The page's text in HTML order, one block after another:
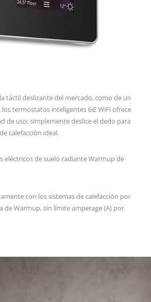
táctil deslizante del mercado, como de un
termostatos inteligentes 6iE WiFi ofrece
de uso: simplemente deslice el dedo para
calefacción ideal.
eléctricos de suelo radiante Warmup de
con los sistemas de calefacción por
de Warmup, sin límite amperage (A) por